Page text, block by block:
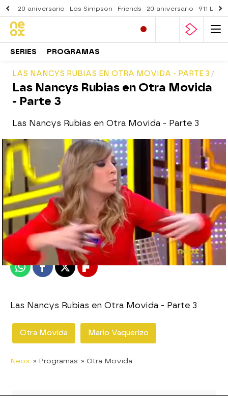
20 aniversario Los Simpson Friends 20 aniversario 911
SERIES PROGRAMAS
LAS NANCYS RUBIAS EN OTRA MOVIDA - PARTE 3
Las Nancys Rubias en Otra Movida
- Parte 3
Las Nancys Rubias en Otra Movida - Parte 3
neox
Publicado: 15 de diciembre de 2011, 17:54
WhatsappFacebook
X Flipboard
Las Nancys Rubias en Otra Movida - Parte 3
Otra Movida Mario Vaquerizo
Neox » Programas » Otra Movida